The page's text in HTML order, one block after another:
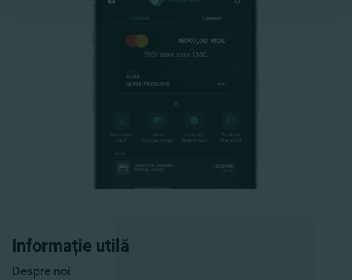
Informație utilă
Despre noi